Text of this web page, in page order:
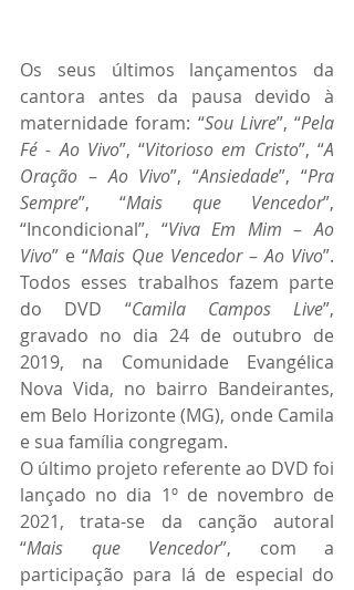
Os seus últimos lançamentos da
cantora antes da pausa devido à
maternidade foram: “Sou Livre”, “Pela
Fé - Ao Vivo”, “Vitorioso em Cristo”, “A
Oração – Ao Vivo”, “Ansiedade”, “Pra
Sempre”, “Mais que Vencedor”,
“Incondicional”, “Viva Em Mim – Ao
Vivo” e “Mais Que Vencedor – Ao Vivo”.
Todos esses trabalhos fazem parte
do DVD “Camila Campos Live”,
gravado no dia 24 de outubro de
2019, na Comunidade Evangélica
Nova Vida, no bairro Bandeirantes,
em Belo Horizonte (MG), onde Camila
e sua família congregam.
O último projeto referente ao DVD foi
lançado no dia 1º de novembro de
2021, trata-se da canção autoral
“Mais que Vencedor”, com a
participação para lá de especial do